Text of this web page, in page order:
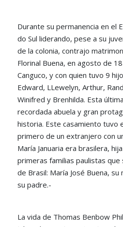
Durante su permanencia en el
do Sul liderando, pese a su
de la colonia, contrajo
Florinal Buena, en agosto de
Canguco, y con quien tuvo 9
Edward, LLewelyn, Arthur,
Winifred y Brenhilda. Esta
recordada abuela y gran
historia. Este casamiento tuvo
primero de un extranjero con
María Januaria era brasilera,
primeras familias paulistas
de Brasil: María José Buena, su
su padre.-
La vida de Thomas Benbow